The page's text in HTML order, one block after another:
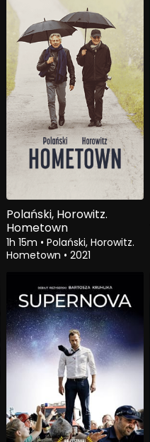
Polański, Horowitz.
Hometown
1h 15m • Polański, Horowitz.
Hometown • 2021